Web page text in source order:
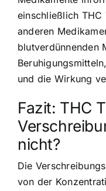
einschließlich
anderen
blutverdünnenden
und die Wirkung
Fazit: THC
nicht?
Die
von der